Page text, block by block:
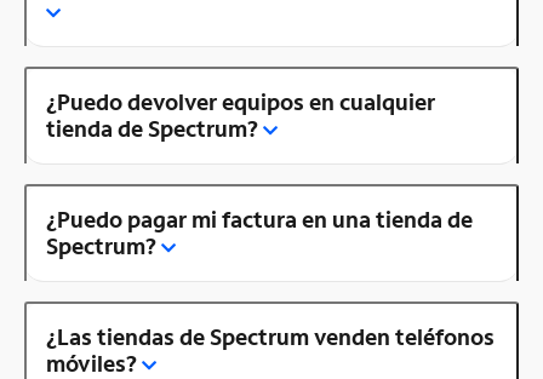
¿Puedo devolver equipos en cualquier
tienda de Spectrum?
¿Puedo pagar mi factura en una tienda de
Spectrum?
¿Las tiendas de Spectrum venden teléfonos
móviles?